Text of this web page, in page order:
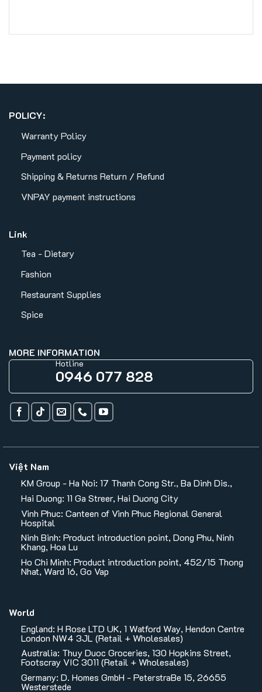
POLICY:
Warranty Policy
Payment policy
Shipping & Returns Return / Refund
VNPAY payment instructions
Link
Tea - Dietary
Fashion
Restaurant Supplies
Spice
MORE INFORMATION
Hotline
0946 077 828
Việt Nam
KM Group - Ha Noi: 17 Thanh Cong Str., Ba Dinh Dis.,
Hai Duong: 11 Ga Streer, Hai Duong City
Vinh Phuc: Canteen of Vinh Phuc Regional General
Hospital
Ninh Binh: Product introduction point, Dong Phu, Ninh
Khang, Hoa Lu
Ho Chi Minh: Product introduction point, 452/15 Thong
Nhat, Ward 16, Go Vap
World
England: H Rose LTD UK, 1 Watford Way, Hendon Centre
London NW4 3JL (Retail + Wholesales)
Australia: Thuy Duoc Groceries, 130 Hopkins Street,
Footscray VIC 3011 (Retail + Wholesales)
Germany: D. Homes GmbH - PeterstraBe 15, 26655
Westerstede